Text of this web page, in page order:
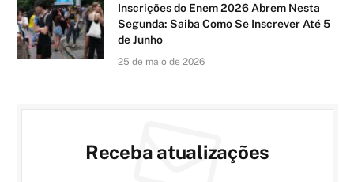
Inscrições do Enem 2026 Abrem Nesta
Segunda: Saiba Como Se Inscrever Até 5
de Junho
25 de maio de 2026
Receba atualizações